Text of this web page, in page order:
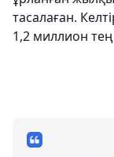
тасалаған.
1,2 миллион